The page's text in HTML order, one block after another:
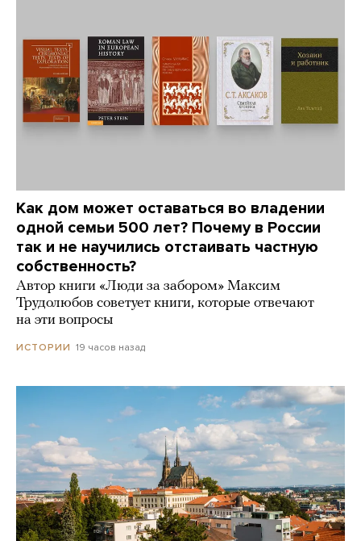
Как дом может оставаться во владении
одной семьи 500 лет? Почему в России
так и не научились отстаивать частную
собственность?
Автор книги «Люди за забором» Максим
Трудолюбов советует книги, которые отвечают
на эти вопросы
ИСТОРИИ 19 часов назад